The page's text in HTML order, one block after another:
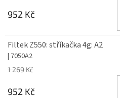
952 Kč
Filtek Z550: stříkačka 4g: A2
| 7050A2
1 269 Kč
952 Kč